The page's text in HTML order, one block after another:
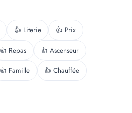
👍 Literie 👍 Prix
👍 Repas 👍 Ascenseur
👍 Famille 👍 Chauffée